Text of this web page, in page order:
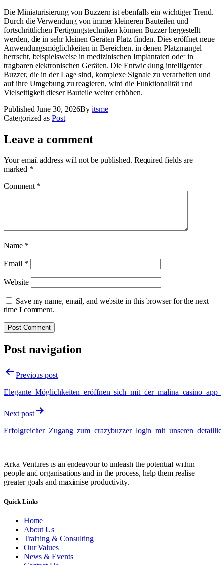
Die Miniaturisierung von Buzzern ist ebenfalls ein wichtiger Trend.
Durch die Verwendung von immer kleineren Bauteilen und
fortschrittlichen Fertigungstechniken können Buzzer hergestellt
werden, die in sehr kleinen Geräten Platz finden. Dies eröffnet neue
Anwendungsmöglichkeiten in Bereichen, in denen Platzmangel
herrscht, beispielsweise in medizinischen Implantaten oder in
tragbaren elektronischen Geräten. Die Entwicklung intelligenter
Buzzer, die in der Lage sind, komplexe Signale zu verarbeiten und
auf ihre Umgebung zu reagieren, wird die Funktionalität und
Vielseitigkeit dieser Bauteile weiter erhöhen.
Published June 30, 2026By itsme
Categorized as Post
Leave a comment
Your email address will not be published. Required fields are
marked *
Comment *
Name *
Email *
Website
Save my name, email, and website in this browser for the next
time I comment.
Post navigation
Previous post
Next post
Arka Ventures is an endeavour to unleash the potential within
people and organisations and in the process, help them realise
greater goals and maximise productivity.
Quick Links
Home
About Us
Training & Consulting
Our Values
News & Events